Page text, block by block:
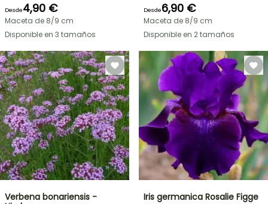
Desde4,90 €
Maceta de 8/9 cm
Disponible en 3 tamaños
Desde6,90 €
Maceta de 8/9 cm
Disponible en 2 tamaños
Verbena bonariensis -
Iris germanica Rosalie Figge